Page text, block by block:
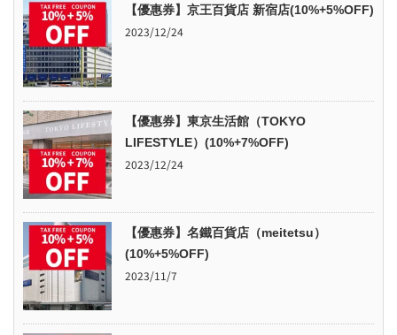
【優惠券】京王百貨店 新宿店(10%+5%OFF)
2023/12/24
【優惠券】東京生活館（TOKYO
LIFESTYLE）(10%+7%OFF)
2023/12/24
【優惠券】名鐵百貨店（meitetsu）
(10%+5%OFF)
2023/11/7